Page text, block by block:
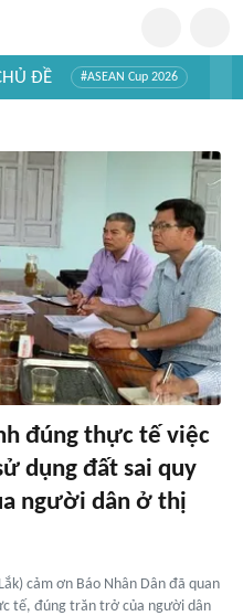
ĐỀ #ASEAN Cup 2026
đúng thực tế việc
dụng đất sai quy
người dân ở thị
cảm ơn Báo Nhân Dân đã quan
tế, đúng trăn trở của người dân